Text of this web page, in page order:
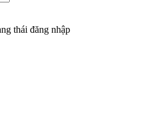
thái đăng nhập